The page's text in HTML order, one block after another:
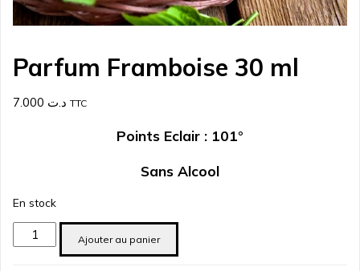
Parfum Framboise 30 ml
د.ت TTC
Points Eclair : 101°
Sans Alcool
En stock
quantité
de
Ajouter au panier